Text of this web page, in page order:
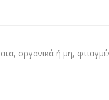
οργανικά ή μη,